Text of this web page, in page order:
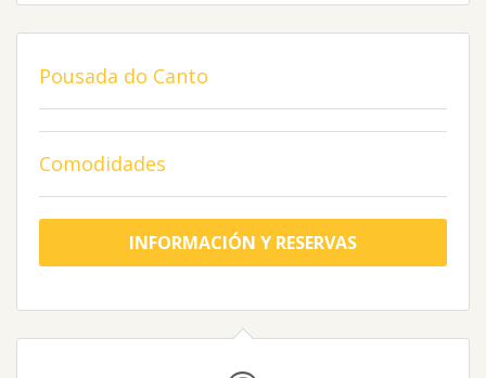
Pousada do Canto
Comodidades
INFORMACIÓN Y RESERVAS